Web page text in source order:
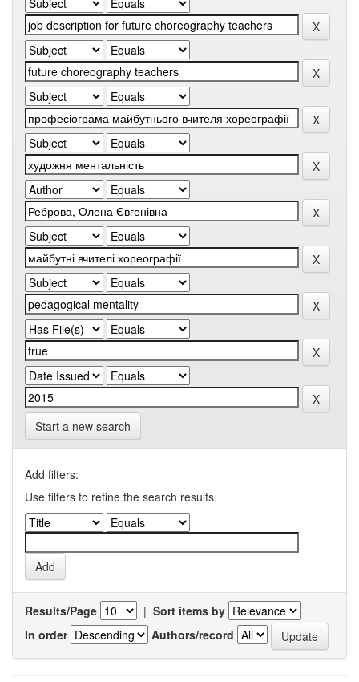
Start a new search
Add filters:
Use filters to refine the search results.
Results/Page | Sort items by
In order
Authors/record